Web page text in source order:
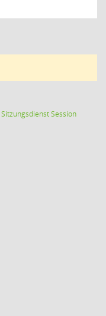
SitzungsdienstSession(Wird in